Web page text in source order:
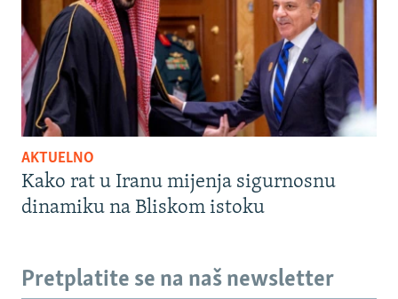
AKTUELNO
Kako rat u Iranu mijenja sigurnosnu
dinamiku na Bliskom istoku
Pretplatite se na naš newsletter